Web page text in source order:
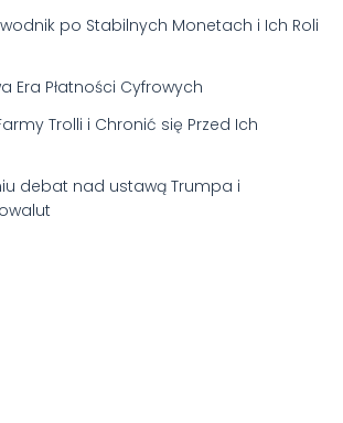
po Stabilnych Monetach i Ich Roli
Era Płatności Cyfrowych
Trolli i Chronić się Przed Ich
debat nad ustawą Trumpa i